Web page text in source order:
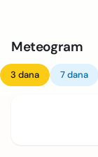
Meteogram
3 dana 7 dana